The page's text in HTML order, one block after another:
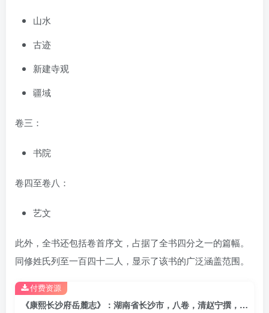
山水
古迹
新建寺观
疆域
卷三：
书院
卷四至卷八：
艺文
此外，全书还包括卷首序文，占据了全书四分之一的篇幅。
同修姓氏列至一百四十二人，显示了该书的广泛涵盖范围。
《康熙长沙府岳麓志》：湖南省长沙市，八卷，清赵宁撰，高清PDF电子版下载
付费资源